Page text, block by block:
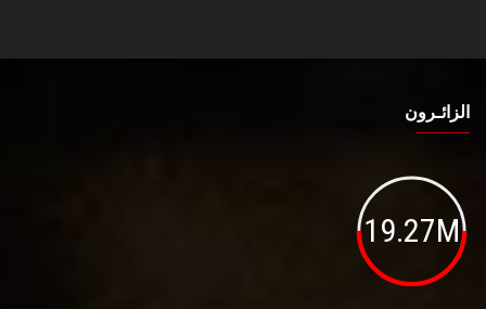
الزائـرون
19.27M